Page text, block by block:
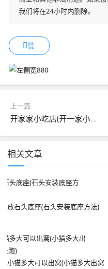
我们将在24小时内删除。
赞
上一篇
开家家小吃店(开一家小吃店叫啥名字)
相关文章
放石头底座(石头安装底座方法)
小猫多大可以出窝(小猫多大出窝